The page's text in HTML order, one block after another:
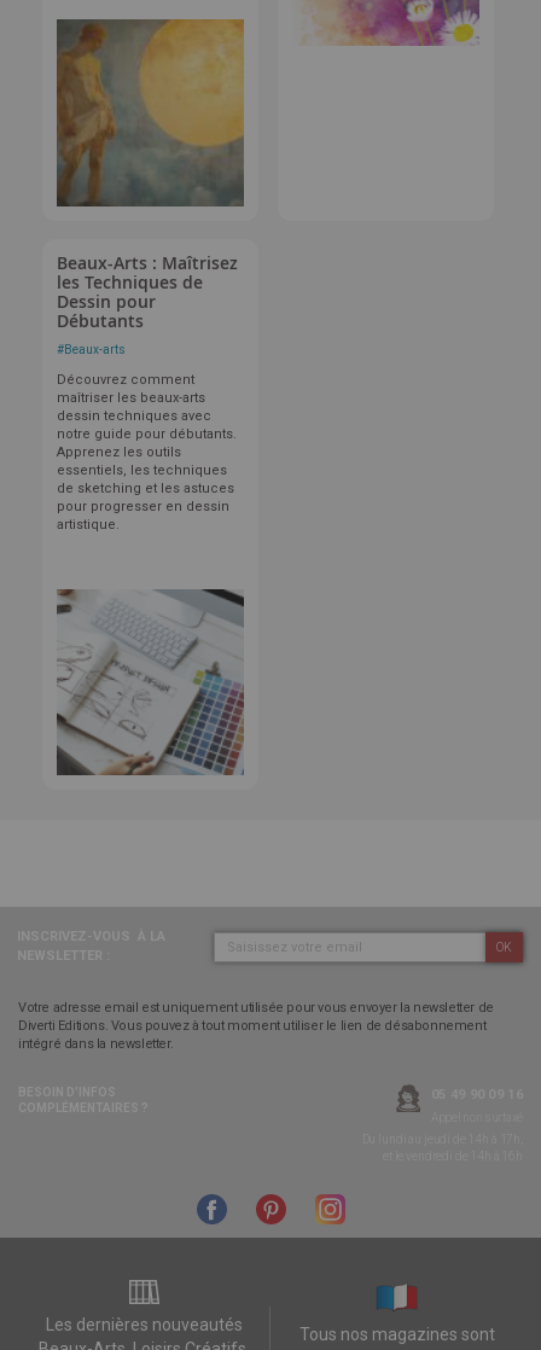
Beaux-Arts : Maîtrisez
les Techniques de
Dessin pour
Débutants
#Beaux-arts
Découvrez comment
maîtriser les beaux-arts
dessin techniques avec
notre guide pour débutants.
Apprenez les outils
essentiels, les techniques
de sketching et les astuces
pour progresser en dessin
artistique.
OK
Votre adresse email est uniquement utilisée pour vous envoyer la newsletter de
Diverti Editions. Vous pouvez à tout moment utiliser le lien de désabonnement
intégré dans la newsletter.
Les dernières nouveautés
Tous nos magazines sont